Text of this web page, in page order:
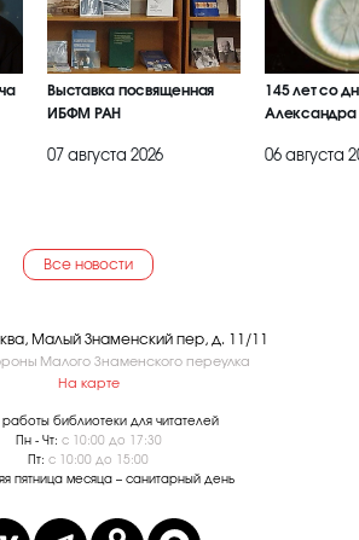
Выставка посвященная
ИБФМ РАН
07 августа 2026
145 лет со
Александра
06 августа
Все новости
Малый Знаменский пер, д. 11/11
Малого Знаменского переулка
На карте
библиотеки для читателей
Пн - Чт: с 10:00 до 17:30
Пт: с 10:00 до 15:00
пятница месяца – санитарный день